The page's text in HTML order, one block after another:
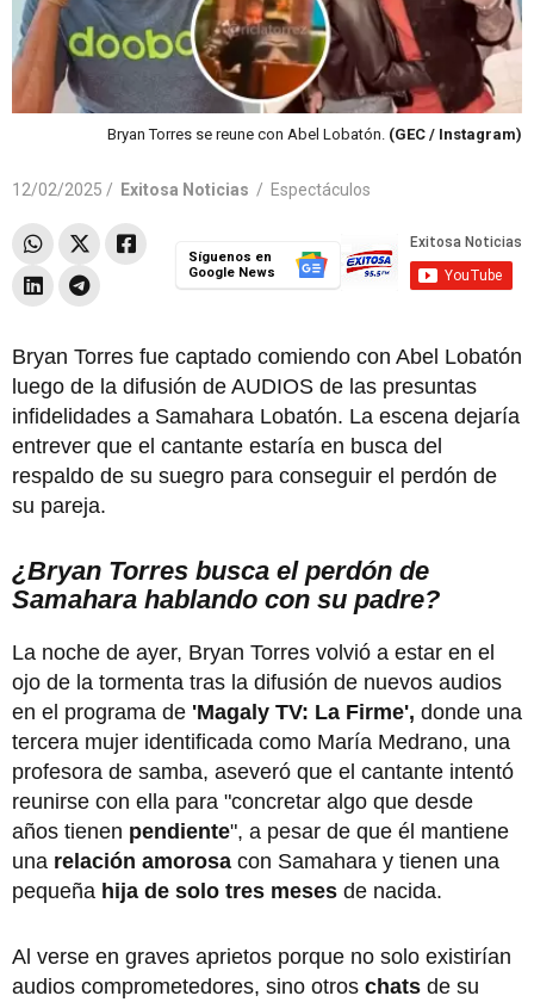
Bryan Torres se reune con Abel Lobatón. (GEC / Instagram)
12/02/2025 / Exitosa Noticias / Espectáculos
Síguenos en
Google News
Bryan Torres fue captado comiendo con Abel Lobatón
luego de la difusión de AUDIOS de las presuntas
infidelidades a Samahara Lobatón. La escena dejaría
entrever que el cantante estaría en busca del
respaldo de su suegro para conseguir el perdón de
su pareja.
¿Bryan Torres busca el perdón de
Samahara hablando con su padre?
La noche de ayer, Bryan Torres volvió a estar en el
ojo de la tormenta tras la difusión de nuevos audios
en el programa de 'Magaly TV: La Firme', donde una
tercera mujer identificada como María Medrano, una
profesora de samba, aseveró que el cantante intentó
reunirse con ella para "concretar algo que desde
años tienen pendiente", a pesar de que él mantiene
una relación amorosa con Samahara y tienen una
pequeña hija de solo tres meses de nacida.
Al verse en graves aprietos porque no solo existirían
audios comprometedores, sino otros chats de su